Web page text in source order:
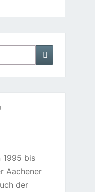
Suchen
1995 bis
Aachener
der